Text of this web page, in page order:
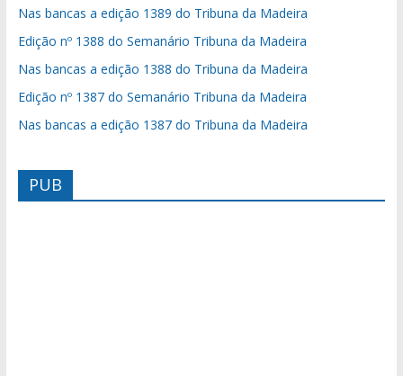
Nas bancas a edição 1389 do Tribuna da Madeira
Edição nº 1388 do Semanário Tribuna da Madeira
Nas bancas a edição 1388 do Tribuna da Madeira
Edição nº 1387 do Semanário Tribuna da Madeira
Nas bancas a edição 1387 do Tribuna da Madeira
PUB